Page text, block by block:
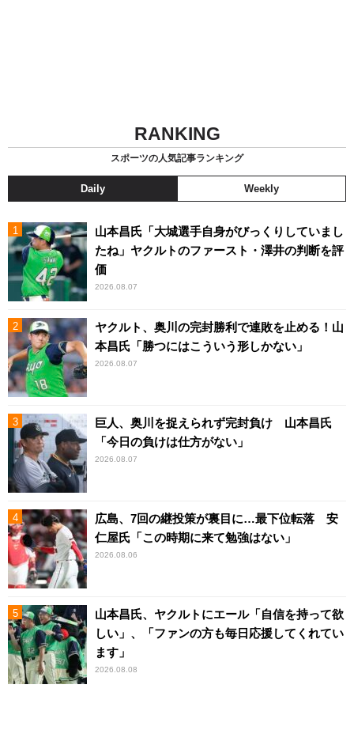
RANKING
スポーツの人気記事ランキング
Daily Weekly
山本昌氏「大城選手自身がびっくりしていまし
たね」ヤクルトのファースト・澤井の判断を評
価
2026.08.07
ヤクルト、奥川の完封勝利で連敗を止める！山
本昌氏「勝つにはこういう形しかない」
2026.08.07
巨人、奥川を捉えられず完封負け 山本昌氏
「今日の負けは仕方がない」
2026.08.07
広島、7回の継投策が裏目に…最下位転落 安
仁屋氏「この時期に来て勉強はない」
2026.08.06
山本昌氏、ヤクルトにエール「自信を持って欲
しい」、「ファンの方も毎日応援してくれてい
ます」
2026.08.08